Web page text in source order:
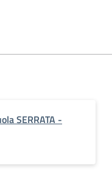
SERRATA -